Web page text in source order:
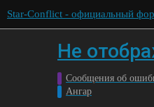
Star-Conflict - официальный
Не
Сообщения об
Ангар